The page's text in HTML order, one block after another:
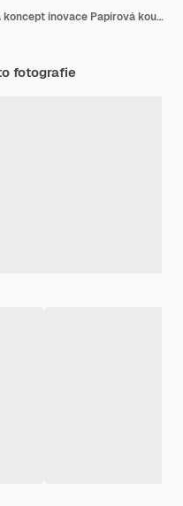
Nápady pro kreativní myšlení a koncept inovace Papírová koule žluté barvy se symbolem žárovky na bílém pozadí
fotografie